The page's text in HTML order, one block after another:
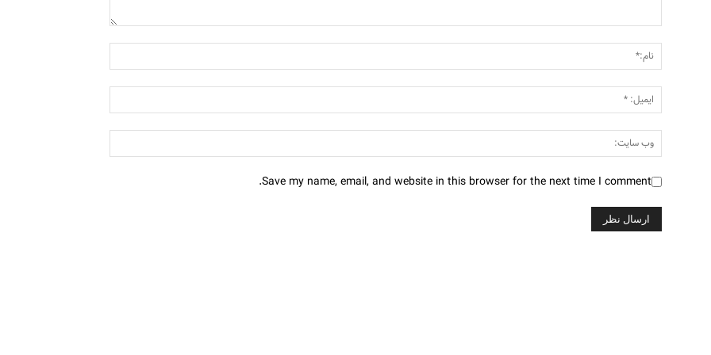
Save my name, email, and website in this browser for the next time I comment.